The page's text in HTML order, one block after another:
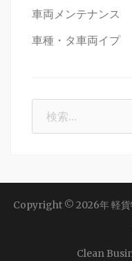
車両メンテナンス
車種・タ車両イプ
Copyright © 2026年軽
Clean